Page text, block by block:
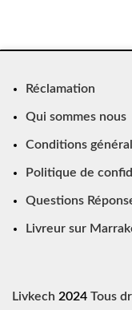
Réclamation
Qui sommes nous
Conditions
Politique de
Questions
Livreur sur
Livkech 2024Tous